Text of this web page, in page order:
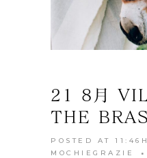
21 8月
THE
POSTED AT 11:46H
MOCHIEGRAZIE